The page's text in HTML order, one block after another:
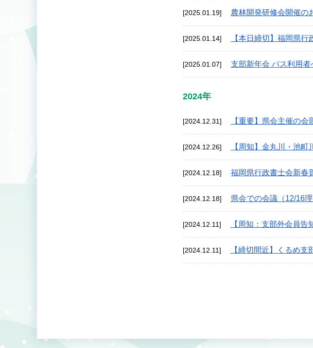
[2025.01.19] 農林開発研修会開催の
[2025.01.14] 【本日締切】福岡県
[2025.01.07] 支部新年会 バス利用者
2024年
[2024.12.31] 【重要】県会主催の会
[2024.12.26] 【周知】金丸川・池
[2024.12.18] 福岡県行政書士会新春
[2024.12.18] 県会での会議（12/16
[2024.12.11] 【周知：支部外会員告
[2024.12.11] 【締切間近】くるめ支